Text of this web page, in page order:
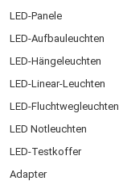
LED-Panele
LED-Aufbauleuchten
LED-Hängeleuchten
LED-Linear-Leuchten
LED-Fluchtwegleuchten
LED Notleuchten
LED-Testkoffer
Adapter